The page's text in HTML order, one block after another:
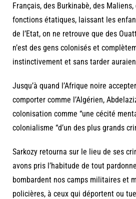
Français, des Burkinabè, des
fonctions étatiques, laissant les
de l’Etat, on ne retrouve que des
n’est des gens colonisés et
instinctivement et sans tarder
Jusqu’à quand l’Afrique noire
comporter comme l’Algérien,
colonisation comme “une cécité
colonialisme “d’un des plus grands
Sarkozy retourna sur le lieu de ses
avons pris l’habitude de tout
bombardent nos camps militaires et
policières, à ceux qui déportent ou